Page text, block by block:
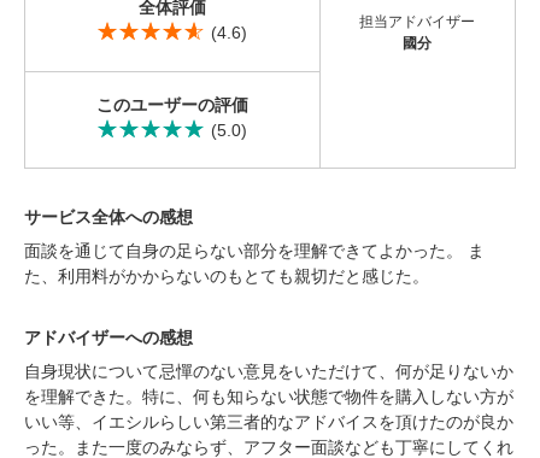
全体評価
(4.6)
このユーザーの評価
(5.0)
担当アドバイザー
國分
サービス全体への感想
面談を通じて自身の足らない部分を理解できてよかった。 ま
た、利用料がかからないのもとても親切だと感じた。
アドバイザーへの感想
自身現状について忌憚のない意見をいただけて、何が足りないか
を理解できた。特に、何も知らない状態で物件を購入しない方が
いい等、イエシルらしい第三者的なアドバイスを頂けたのが良か
った。また一度のみならず、アフター面談なども丁寧にしてくれ